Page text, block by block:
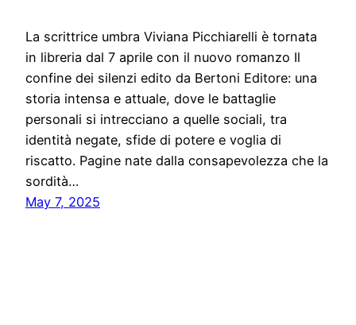
La scrittrice umbra Viviana Picchiarelli è tornata
in libreria dal 7 aprile con il nuovo romanzo Il
confine dei silenzi edito da Bertoni Editore: una
storia intensa e attuale, dove le battaglie
personali si intrecciano a quelle sociali, tra
identità negate, sfide di potere e voglia di
riscatto. Pagine nate dalla consapevolezza che la
sordità…
May 7, 2025